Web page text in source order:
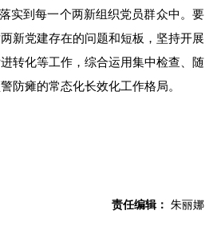
实到每一个两新组织党员群众中。要
新党建存在的问题和短板，坚持开展
转化等工作，综合运用集中检查、随
防瘫的常态化长效化工作格局。
责任编辑： 朱丽娜